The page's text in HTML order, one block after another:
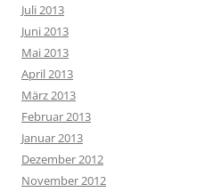
Juli 2013
Juni 2013
Mai 2013
April 2013
März 2013
Februar 2013
Januar 2013
Dezember 2012
November 2012